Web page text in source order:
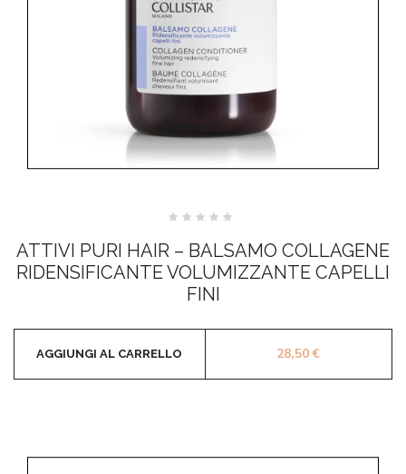
su
5
ATTIVI PURI HAIR – BALSAMO COLLAGENE
RIDENSIFICANTE VOLUMIZZANTE CAPELLI
FINI
28,50€
AGGIUNGI AL CARRELLO